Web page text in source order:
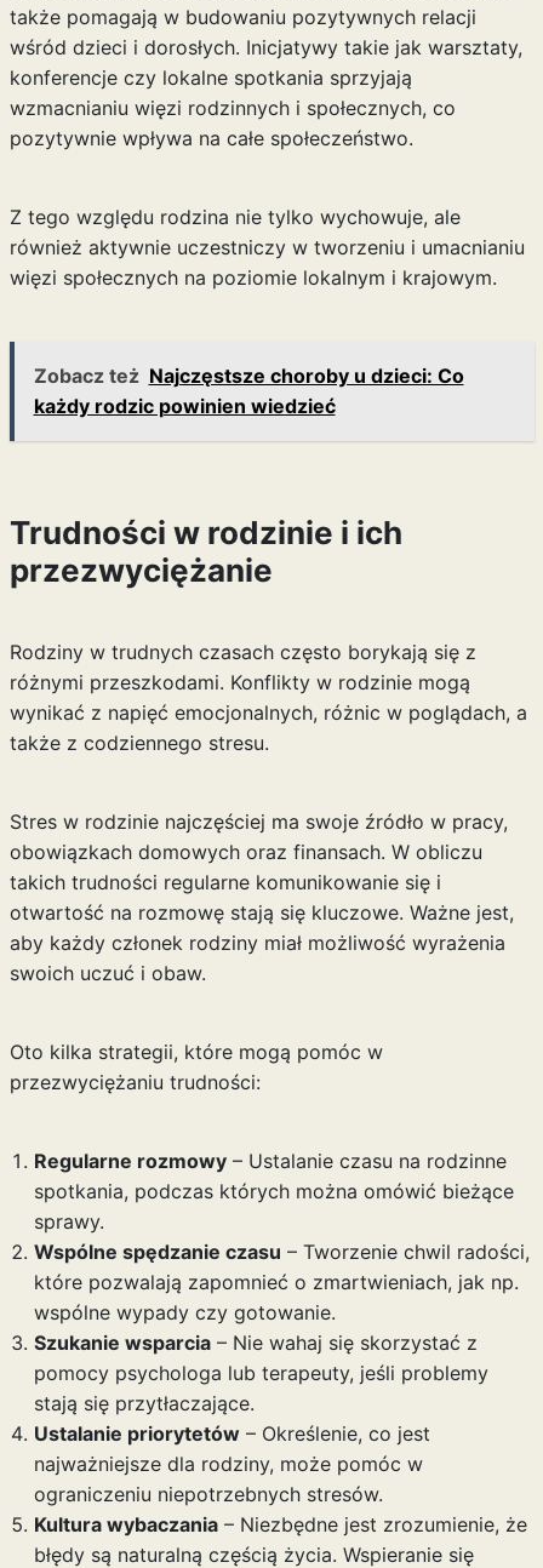
także pomagają w budowaniu pozytywnych relacji
wśród dzieci i dorosłych. Inicjatywy takie jak warsztaty,
konferencje czy lokalne spotkania sprzyjają
wzmacnianiu więzi rodzinnych i społecznych, co
pozytywnie wpływa na całe społeczeństwo.
Z tego względu rodzina nie tylko wychowuje, ale
również aktywnie uczestniczy w tworzeniu i umacnianiu
więzi społecznych na poziomie lokalnym i krajowym.
Zobacz też Najczęstsze choroby u dzieci: Co
każdy rodzic powinien wiedzieć
Trudności w rodzinie i ich
przezwyciężanie
Rodziny w trudnych czasach często borykają się z
różnymi przeszkodami. Konflikty w rodzinie mogą
wynikać z napięć emocjonalnych, różnic w poglądach, a
także z codziennego stresu.
Stres w rodzinie najczęściej ma swoje źródło w pracy,
obowiązkach domowych oraz finansach. W obliczu
takich trudności regularne komunikowanie się i
otwartość na rozmowę stają się kluczowe. Ważne jest,
aby każdy członek rodziny miał możliwość wyrażenia
swoich uczuć i obaw.
Oto kilka strategii, które mogą pomóc w
przezwyciężaniu trudności:
Regularne rozmowy– Ustalanie czasu na rodzinne
spotkania, podczas których można omówić bieżące
sprawy.
Wspólne spędzanie czasu – Tworzenie chwil radości,
które pozwalają zapomnieć o zmartwieniach, jak np.
wspólne wypady czy gotowanie.
Szukanie wsparcia– Nie wahaj się skorzystać z
pomocy psychologa lub terapeuty, jeśli problemy
stają się przytłaczające.
Ustalanie priorytetów– Określenie, co jest
najważniejsze dla rodziny, może pomóc w
ograniczeniu niepotrzebnych stresów.
Kultura wybaczania– Niezbędne jest zrozumienie, że
błędy są naturalną częścią życia. Wspieranie się